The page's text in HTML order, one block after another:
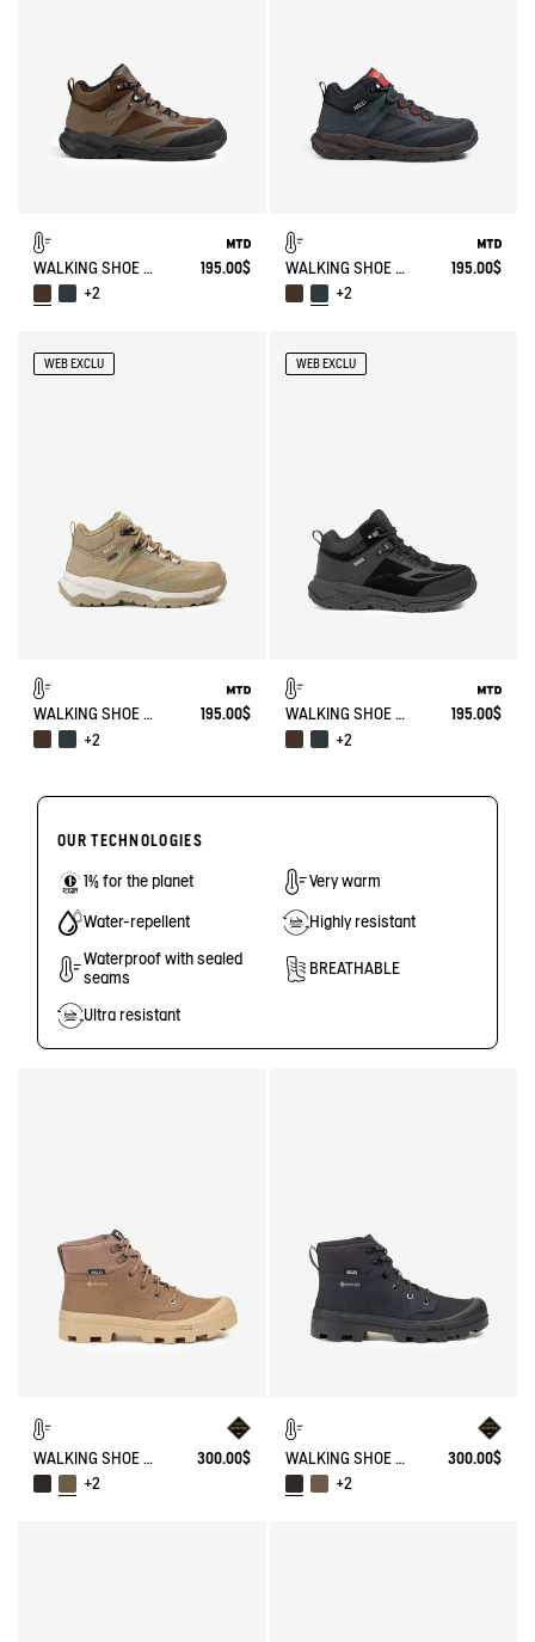
WALKING SHOE MTD PALKA ULTRA-LIGHT
195.00$
+2
WALKING SHOE MTD PALKA ULTRA-LIGHT
195.00$
+2
WEB EXCLU
WALKING SHOE MTD PALKA ULTRA-LIGHT
195.00$
+2
WEB EXCLU
WALKING SHOE MTD PALKA ULTRA-LIGHT
195.00$
+2
OUR TECHNOLOGIES
1% for the planet Very warm
Water-repellent Highly resistant
Waterproof with sealed
seams
BREATHABLE
Ultra resistant
WALKING SHOE GORE-TEX TENERE IN LEATHER
300.00$
+2
WALKING SHOE GORE-TEX TENERE IN LEATHER
300.00$
+2